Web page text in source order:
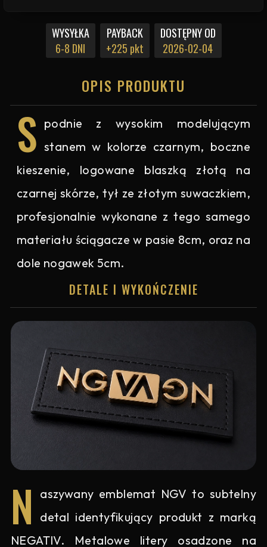
WYSYŁKA
6-8 DNI
PAYBACK
+225 pkt
DOSTĘPNY OD
2026-02-04
OPIS PRODUKTU
S podnie z wysokim modelującym
stanem w kolorze czarnym, boczne
kieszenie, logowane blaszką złotą na
czarnej skórze, tył ze złotym suwaczkiem,
profesjonalnie wykonane z tego samego
materiału ściągacze w pasie 8cm, oraz na
dole nogawek 5cm.
DETALE I WYKOŃCZENIE
N
aszywany emblemat NGV to subtelny
detal identyfikujący produkt z marką
NEGATIV. Metalowe litery osadzone na